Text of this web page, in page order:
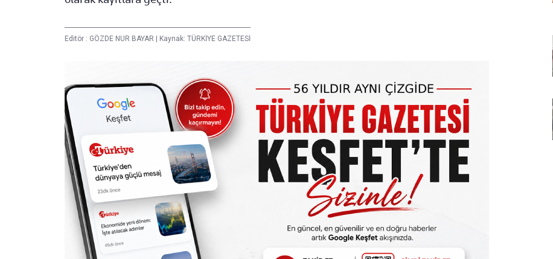
Editör : GÖZDE NUR BAYAR Kaynak: TÜRKİYE GAZETESİ